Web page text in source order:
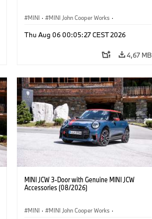
MINI · MINI John Cooper Works ·
Doplňky na přání, příslušenství
Thu Aug 06 00:05:27 CEST 2026
4,67 MB
MINI JCW 3-Door with Genuine MINI JCW
Accessories (08/2026)
MINI · MINI John Cooper Works ·